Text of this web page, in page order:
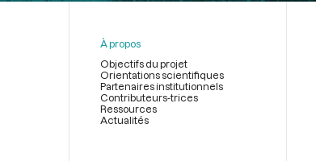
À propos
Objectifs du projet
Orientations scientifiques
Partenaires institutionnels
Contributeurs-trices
Ressources
Actualités